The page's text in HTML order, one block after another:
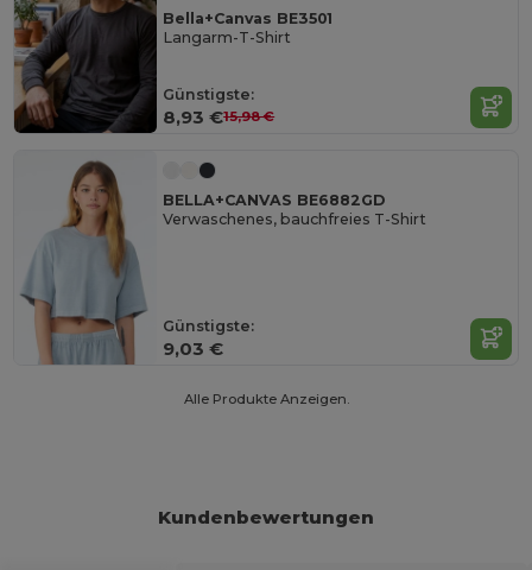
Bella+Canvas BE3501
Langarm-T-Shirt
Günstigste:
8,93 €15,98 €
BELLA+CANVAS BE6882GD
Verwaschenes, bauchfreies T-Shirt
Günstigste:
9,03 €
Alle Produkte Anzeigen.
Kundenbewertungen